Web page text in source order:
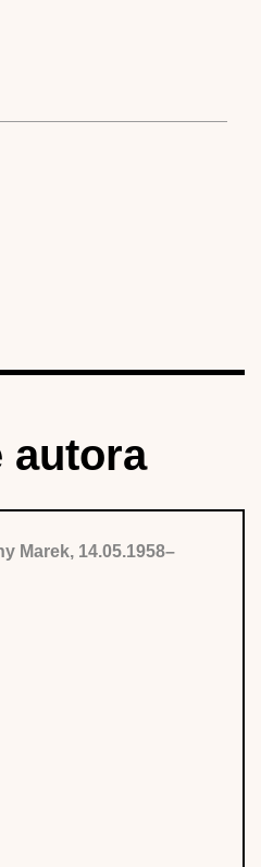
autora
Marek, 14.05.1958–